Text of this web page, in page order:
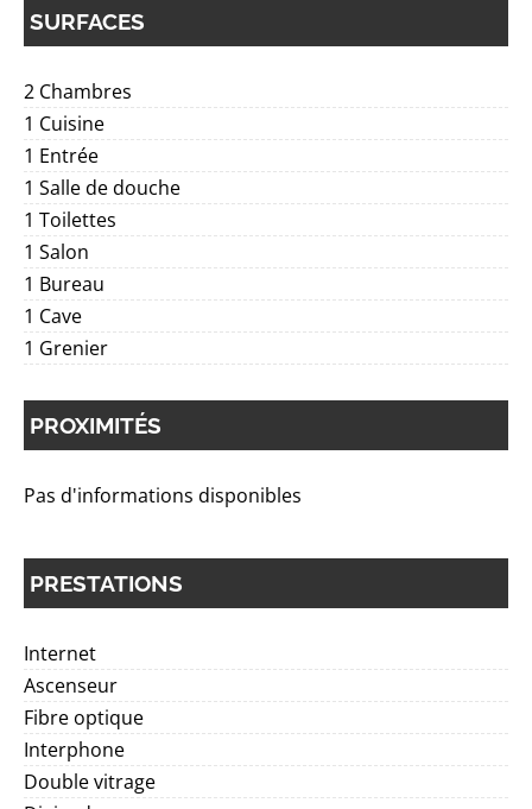
SURFACES
2 Chambres
1 Cuisine
1 Entrée
1 Salle de douche
1 Toilettes
1 Salon
1 Bureau
1 Cave
1 Grenier
PROXIMITÉS
Pas d'informations disponibles
PRESTATIONS
Internet
Ascenseur
Fibre optique
Interphone
Double vitrage